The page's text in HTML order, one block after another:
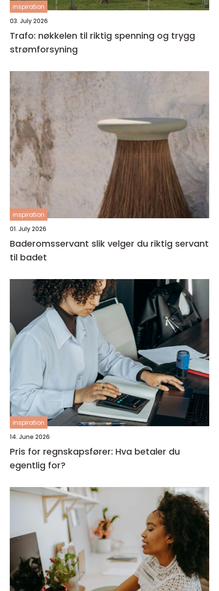
inspiration
03. July 2026
Trafo: nøkkelen til riktig spenning og trygg
strømforsyning
inspiration
01. July 2026
Baderomsservant slik velger du riktig servant
til badet
inspiration
14. June 2026
Pris for regnskapsfører: Hva betaler du
egentlig for?